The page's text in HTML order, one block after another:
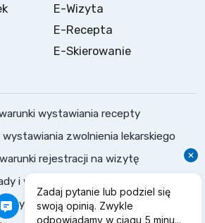
E-Wizyta
E-Recepta
E-Skierowanie
wystawiania recepty
wystawiania zwolnienia lekarskiego
rejestracji na wizytę
i warunki konsultacji
Polityka prywatności